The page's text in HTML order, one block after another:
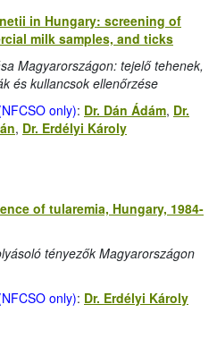
in Hungary: screening of
milk samples, and ticks
Magyarországon: tejelő tehenek,
és kullancsok ellenőrzése
only): Dr. Dán Ádám, Dr.
, Dr. Erdélyi Károly
of tularemia, Hungary, 1984-
tényezők Magyarországon
only): Dr. Erdélyi Károly